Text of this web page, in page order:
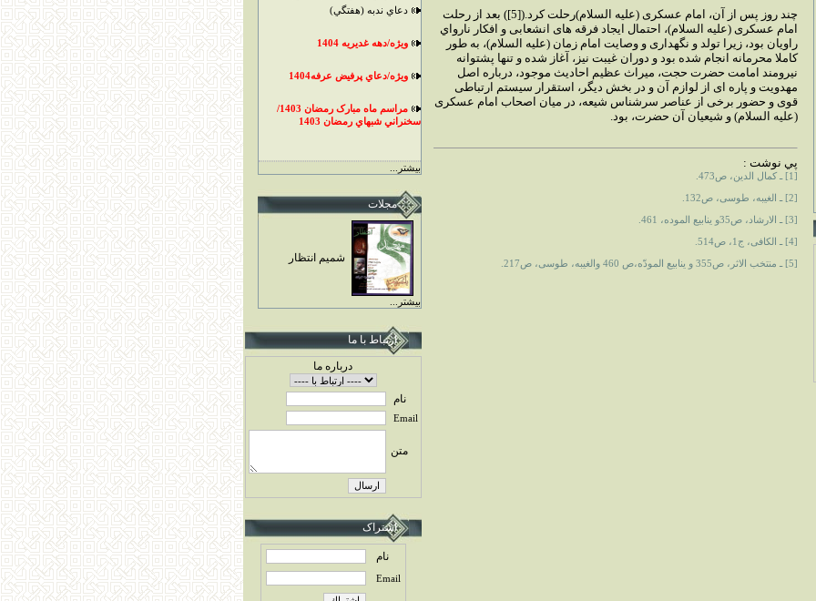
چند روز پس از آن، امام عسكرى (عليه السلام)رحلت كرد.([5]) بعد از رحلت
امام عسكرى (عليه السلام)، احتمال ايجاد فرقه هاى انشعابى و افكار نارواي
راويان بود، زيرا تولد و نگهدارى و وصايت امام زمان (عليه السلام)، به طور
كاملا محرمانه انجام شده بود و دوران غيبت نيز، آغاز شده و تنها پشتوانه
نيرومند امامت حضرت حجت، ميراث عظيم احاديث موجود، درباره اصل
مهدويت و پاره اى از لوازم آن و در بخش ديگر، استقرار سيستم ارتباطى
قوى و حضور برخى از عناصر سرشناس شيعه، در ميان اصحاب امام عسكرى
(عليه السلام) و شيعيان آن حضرت، بود.
پي نوشت :
[1] ـ كمال الدين، ص473.
[2] ـ الغيبه، طوسى، ص132.
[3] ـ الارشاد، ص35و ينابيع الموده، 461.
[4] ـ الكافى، ج1، ص514.
[5] ـ منتخب الاثر، ص355 و ينابيع المودّه،ص 460 والغيبه، طوسى، ص217.
دعاي ندبه (هفتگي)
ويژه/دهه غديريه 1404
ويژه/دعاي پرفيض عرفه1404
مراسم ماه مبارک رمضان 1403/
سخنراني شبهاي رمضان 1403
بيشتر...
مجلات
شميم انتظار
بيشتر...
ارتباط با ما
درباره ما
نام
Email
متن
اشتراک
نام
Email